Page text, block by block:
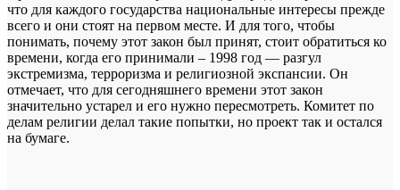
что для каждого государства национальные интересы прежде
всего и они стоят на первом месте. И для того, чтобы
понимать, почему этот закон был принят, стоит обратиться ко
времени, когда его принимали – 1998 год — разгул
экстремизма, терроризма и религиозной экспансии. Он
отмечает, что для сегодняшнего времени этот закон
значительно устарел и его нужно пересмотреть. Комитет по
делам религии делал такие попытки, но проект так и остался
на бумаге.